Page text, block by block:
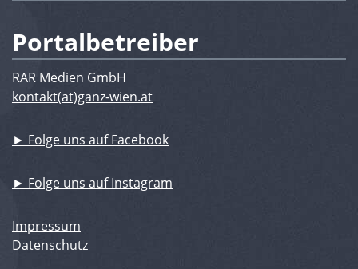
Portalbetreiber
RAR Medien GmbH
kontakt(at)ganz-wien.at
► Folge uns auf Facebook
► Folge uns auf Instagram
Impressum
Datenschutz